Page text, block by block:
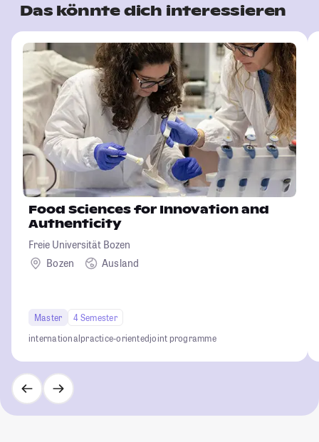
Das könnte dich interessieren
Food Sciences for Innovation and
Authenticity
Freie Universität Bozen
Bozen
Ausland
Master
4 Semester
internationalpractice-orientedjoint programme